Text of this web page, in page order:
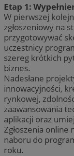
Etap 1:
W pierwszej
zgłoszeniowy na
przygotowywać
uczestnicy
szereg krótkich
biznes.
Nadesłane
innowacyjności,
rynkowej,
zaawansowania
aplikacji oraz
Zgłoszenia online
naboru do
roku.